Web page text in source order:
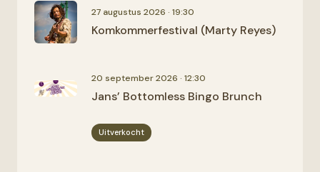
27 augustus 2026 · 19:30
Komkommerfestival (Marty Reyes)
20 september 2026 · 12:30
Jans’ Bottomless Bingo Brunch
Uitverkocht